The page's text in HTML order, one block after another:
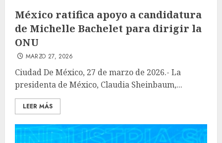
México ratifica apoyo a candidatura
de Michelle Bachelet para dirigir la
ONU
MARZO 27, 2026
Ciudad De México, 27 de marzo de 2026.- La
presidenta de México, Claudia Sheinbaum,...
LEER MÁS